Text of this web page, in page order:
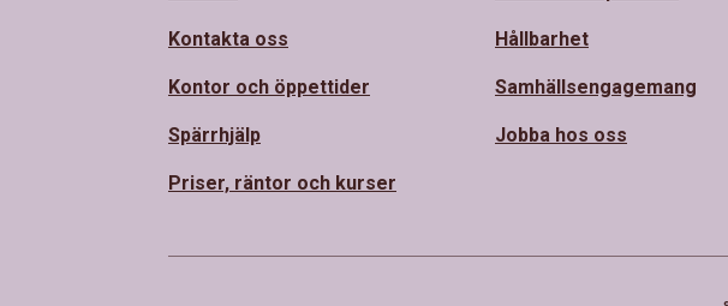
Kontakta oss
Kontor och öppettider
Spärrhjälp
Priser, räntor och kurser
Hållbarhet
Samhällsengagemang
Jobba hos oss